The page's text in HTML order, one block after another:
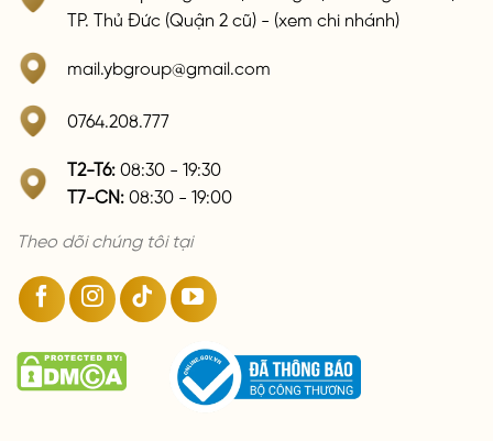
TP. Thủ Đức (Quận 2 cũ) - (xem chi nhánh)
mail.ybgroup@gmail.com
0764.208.777
T2-T6: 08:30 - 19:30
T7-CN: 08:30 - 19:00
Theo dõi chúng tôi tại